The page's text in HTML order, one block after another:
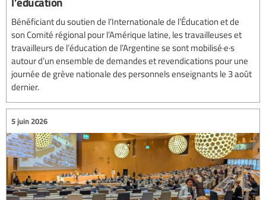
Bénéficiant du soutien de l’Internationale de l’Éducation et de
son Comité régional pour l’Amérique latine, les travailleuses et
travailleurs de l’éducation de l’Argentine se sont mobilisé·e·s
autour d’un ensemble de demandes et revendications pour une
journée de grève nationale des personnels enseignants le 3 août
dernier.
5 juin 2026